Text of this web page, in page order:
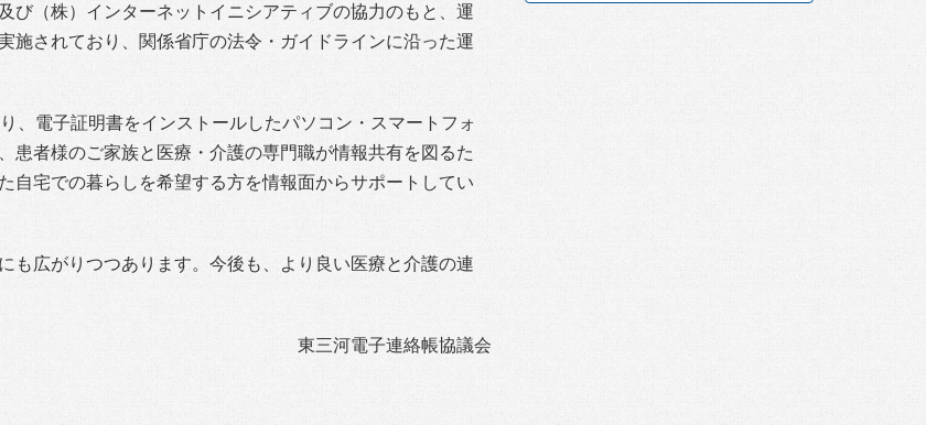
（株）インターネットイニシアティブの協力のもと、運
施されており、関係省庁の法令・ガイドラインに沿った運
、電子証明書をインストールしたパソコン・スマートフォ
患者様のご家族と医療・介護の専門職が情報共有を図るた
自宅での暮らしを希望する方を情報面からサポートしてい
も広がりつつあります。今後も、より良い医療と介護の連
東三河電子連絡帳協議会